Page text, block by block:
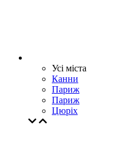
Усі міста
Канни
Париж
Париж
Цюрiх